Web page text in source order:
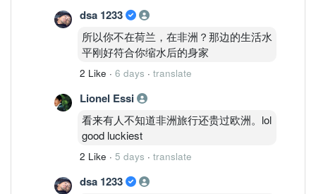
dsa 1233
所以你不在荷兰，在非洲？那边的生活水
平刚好符合你缩水后的身家
2 Like · 6 days · translate
Lionel Essi
看来有人不知道非洲旅行还贵过欧洲。lol
good luckiest
2 Like · 5 days · translate
dsa 1233